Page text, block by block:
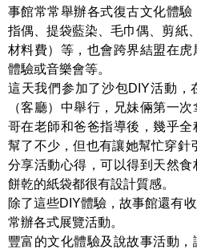
事館常常舉辦各式復古文化體
指偶、提袋藍染、毛巾偶、剪紙
材料費）等，也會跨界結盟在
體驗或音樂會等。
這天我們参加了沙包DIY活動，
（客廳）中舉行，兄妹倆第一
哥在老師和爸爸指導後，幾乎
幫了不少，但也有讓她幫忙穿針
分享活動心得，可以得到天然
餅乾的紙袋都很有設計質感。
除了這些DIY體驗，故事館還有
常辦各式展覽活動。
豐富的文化體驗及說故事活動